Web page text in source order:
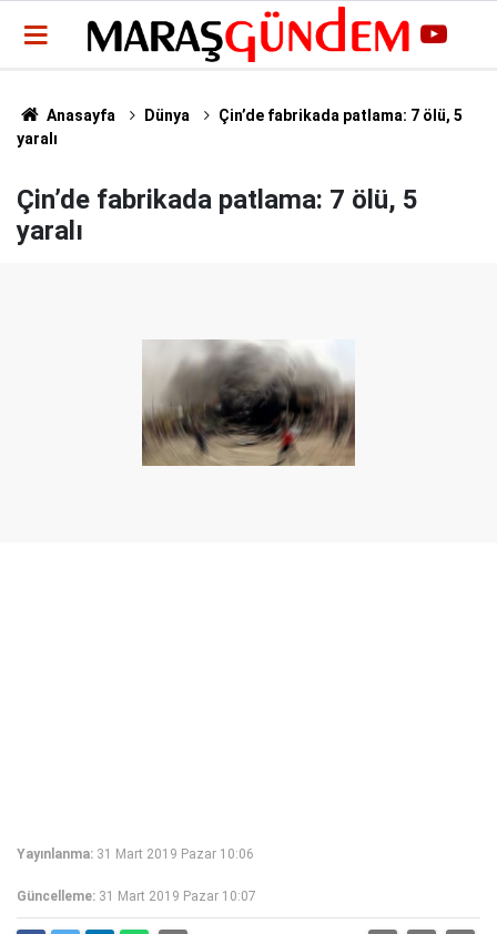
Anasayfa Dünya
Çin’de fabrikada patlama: 7 ölü, 5
yaralı
Çin’de fabrikada patlama: 7 ölü, 5
yaralı
Yayınlanma: 31 Mart 2019 Pazar 10:06
Güncelleme: 31 Mart 2019 Pazar 10:07